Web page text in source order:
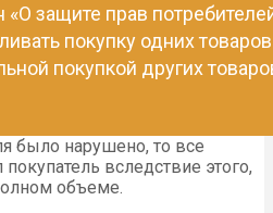
защите прав
покупку одних товаров
покупкой других
было нарушено, то все
вследствие этого,
объеме.